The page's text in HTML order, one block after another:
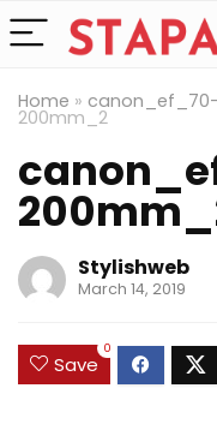
Home »
200mm_2
Stylishweb
March 14, 2019
Save
0